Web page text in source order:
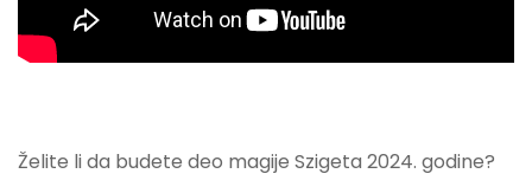
Želite li da budete deo magije Szigeta 2024. godine?